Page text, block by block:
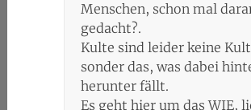
Menschen, schon mal
gedacht?.
Kulte sind leider keine
sonder das, was dabei
herunter fällt.
Es geht hier um das WIE,